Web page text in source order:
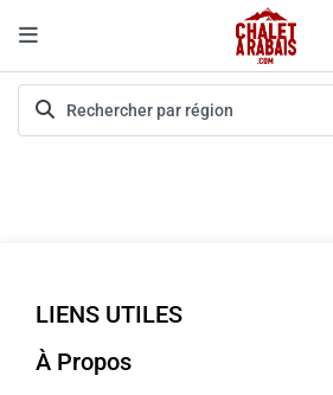
LIENS UTILES
À Propos